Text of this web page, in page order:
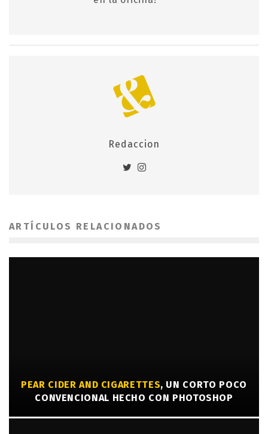
Redaccion
ARTÍCULOS RELACIONADOS
PEAR CIDER AND CIGARETTES, UN CORTO POCO
CONVENCIONAL HECHO CON PHOTOSHOP